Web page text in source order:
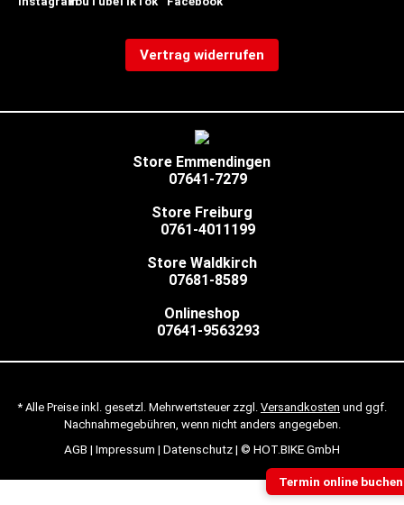
Termin online buchen
Vertrag widerrufen
Store Emmendingen
07641-7279
Store Freiburg
0761-4011199
Store Waldkirch
07681-8589
Onlineshop
07641-9563293
* Alle Preise inkl. gesetzl. Mehrwertsteuer zzgl. Versandkosten und ggf.
Nachnahmegebühren, wenn nicht anders angegeben.
AGB | Impressum | Datenschutz| © HOT.BIKE GmbH